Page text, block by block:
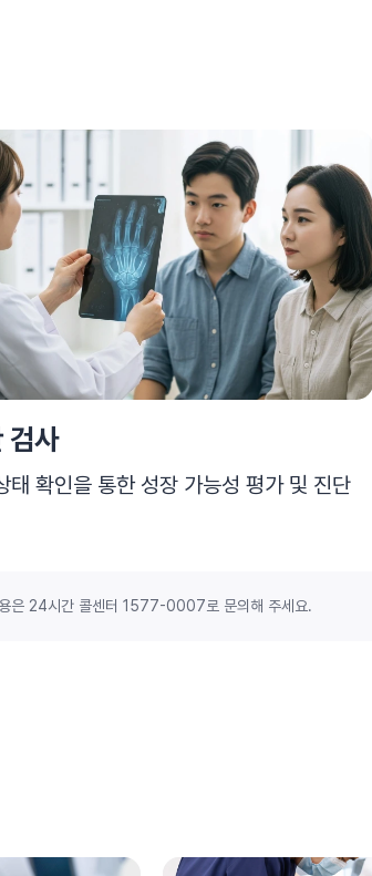
검사
태 확인을 통한 성장 가능성 평가 및 진단
용은 24시간 콜센터 1577-0007로 문의해 주세요.